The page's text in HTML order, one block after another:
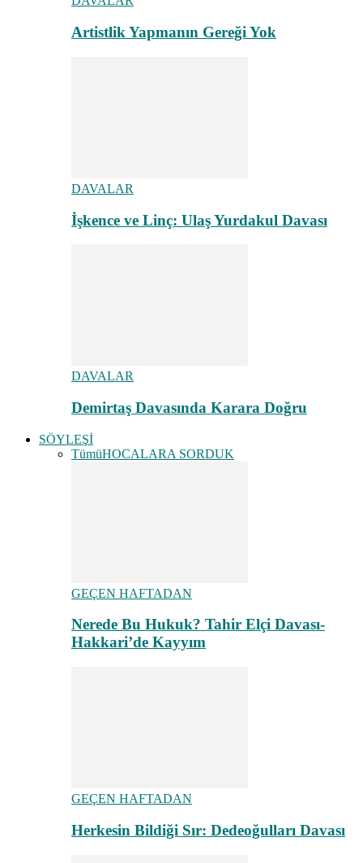
Artistlik Yapmanın Gereği Yok
DAVALAR
İşkence ve Linç: Ulaş Yurdakul Davası
DAVALAR
Demirtaş Davasında Karara Doğru
SÖYLEŞİ
TümüHOCALARA SORDUK
GEÇEN HAFTADAN
Nerede Bu Hukuk? Tahir Elçi Davası-
Hakkari’de Kayyım
GEÇEN HAFTADAN
Herkesin Bildiği Sır: Dedeoğulları Davası